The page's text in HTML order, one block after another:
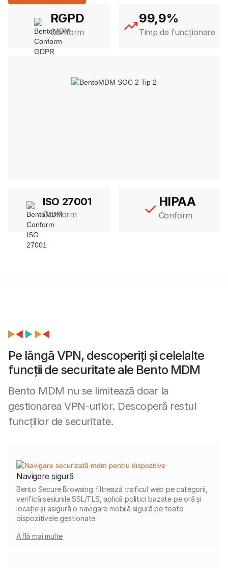
RGPD
Conform
99,9%
Timp de funcționare
ISO 27001
Conform
HIPAA
Conform
Pe lângă VPN, descoperiți și celelalte
funcții de securitate ale Bento MDM
Bento MDM nu se limitează doar la
gestionarea VPN-urilor. Descoperă restul
funcțiilor de securitate.
Navigare sigură
Bento Secure Browsing filtrează traficul web pe categorii,
verifică sesiunile SSL/TLS, aplică politici bazate pe oră și
locație și asigură o navigare mobilă sigură pe toate
dispozitivele gestionate.
Află mai multe